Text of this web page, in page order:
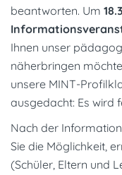
beantworten. Um
Ihnen unser
näherbringen
unsere MINT-
ausgedacht: Es wird
Nach der
Sie die Möglichkeit,
(Schüler, Eltern und